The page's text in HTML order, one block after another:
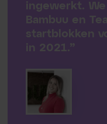
ingewerkt.
Bambuu en
startblokken
in 2021.”